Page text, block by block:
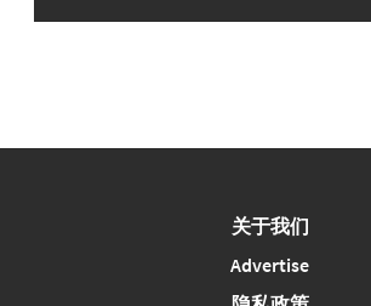
关于我们
Advertise